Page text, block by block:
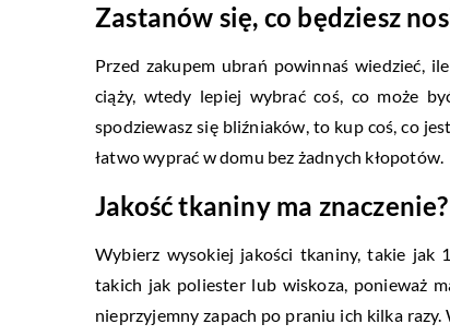
Zastanów się, co będziesz
Przed zakupem ubrań powinnaś wiedzieć,
ciąży, wtedy lepiej wybrać coś, co może
spodziewasz się bliźniaków, to kup coś, co
łatwo wyprać w domu bez żadnych kłopotów.
Jakość tkaniny ma znaczenie?
Wybierz wysokiej jakości tkaniny, takie jak
takich jak poliester lub wiskoza, ponieważ
nieprzyjemny zapach po praniu ich kilka